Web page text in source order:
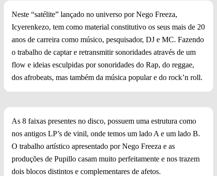
Neste “satélite” lançado no universo por Nego Freeza,
Icyerenkezo, tem como material constitutivo os seus mais de 20
anos de carreira como músico, pesquisador, DJ e MC. Fazendo
o trabalho de captar e retransmitir sonoridades através de um
flow e ideias esculpidas por sonoridades do Rap, do reggae,
dos afrobeats, mas também da música popular e do rock’n roll.
As 8 faixas presentes no disco, possuem uma estrutura como
nos antigos LP’s de vinil, onde temos um lado A e um lado B.
O trabalho artístico apresentado por Nego Freeza e as
produções de Pupillo casam muito perfeitamente e nos trazem
dois blocos distintos e complementares de afetos.